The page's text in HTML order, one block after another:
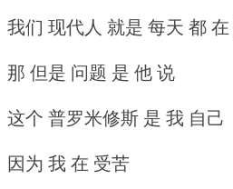
我们 现代人 就是 每天 都
那 但是 问题 是 他 说
这个 普罗米修斯 是 我 自己
因为 我 在 受苦